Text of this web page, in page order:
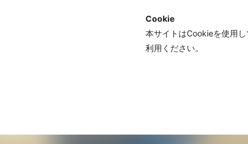
Cookie
本サイトはCookieを使用
利用ください。